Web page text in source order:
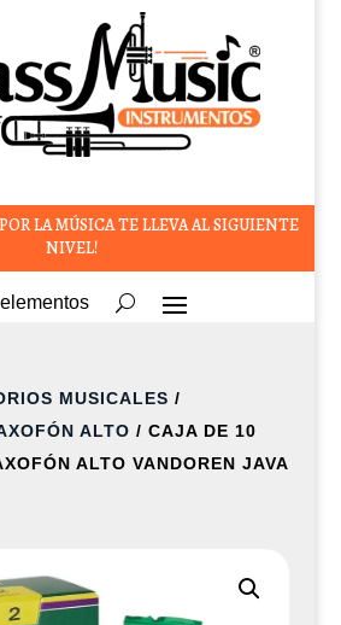
LA MÚSICA TE LLEVA AL SIGUIENTE
NIVEL!
MUSICALES /
ALTO / CAJA DE 10
ALTO VANDOREN JAVA